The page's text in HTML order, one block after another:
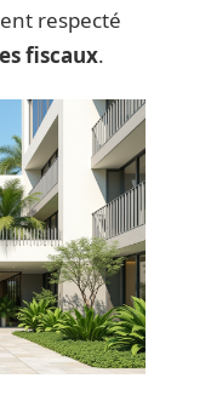
respecté
fiscaux.